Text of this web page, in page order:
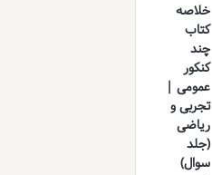
خلاصه
کتاب
چند
کنکور
عمومی |
تجربی و
ریاضی
(جلد
سوال)